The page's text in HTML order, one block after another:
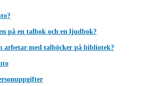
på en talbok och en ljudbok?
arbetar med talböcker på bibliotek?